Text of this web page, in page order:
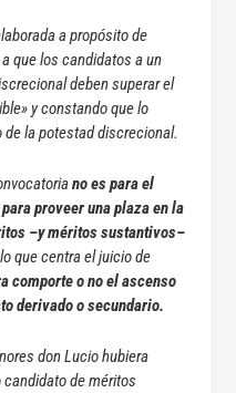
a propósito de
que los candidatos a un
deben superar el
y constando que lo
la potestad discrecional.
no es para el
proveer una plaza en la
–y méritos sustantivos–
que centra el juicio de
comporte o no el ascenso
derivado o secundario.
don Lucio hubiera
candidato de méritos